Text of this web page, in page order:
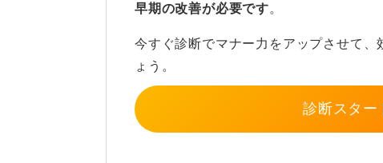
早期の改善が必要です。
今すぐ診断でマナー力をアップさせて
ょう。
診断スター